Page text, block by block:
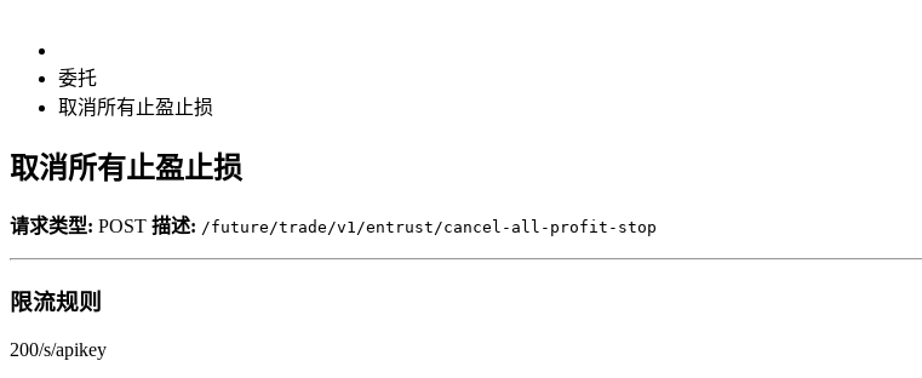
委托
取消所有止盈止损
取消所有止盈止损
请求类型: POST 描述: /future/trade/v1/entrust/cancel-all-profit-stop
限流规则
200/s/apikey